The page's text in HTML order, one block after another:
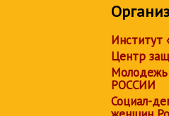
Институт
Центр
РОССИИ
Социал-